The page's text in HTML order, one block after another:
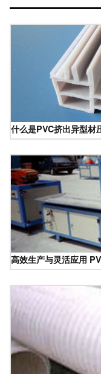
什么是PVC挤出异型材
高效生产与灵活应用